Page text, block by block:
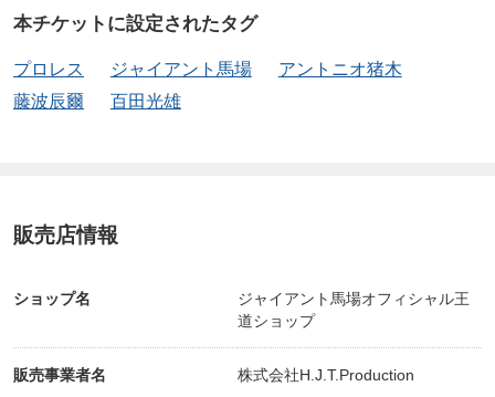
本チケットに設定されたタグ
プロレス ジャイアント馬場
アントニオ猪木
藤波辰爾
百田光雄
販売店情報
ショップ名
ジャイアント馬場オフィシャル王
道ショップ
販売事業者名 株式会社H.J.T.Production